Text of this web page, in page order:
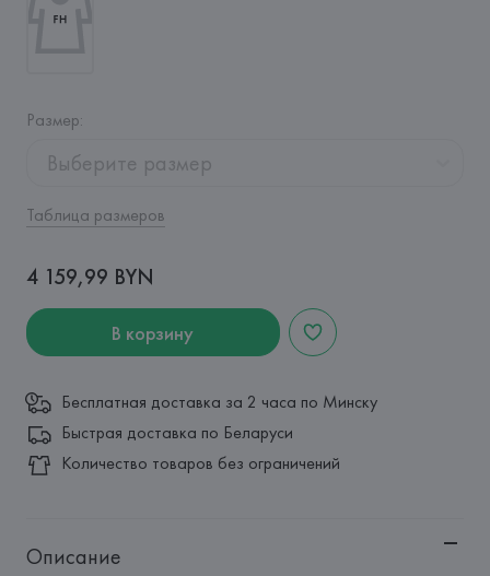
Размер:
Выберите размер
Таблица размеров
4 159,99 BYN
В корзину
Бесплатная доставка за 2 часа по Минску
Быстрая доставка по Беларуси
Количество товаров без ограничений
Описание